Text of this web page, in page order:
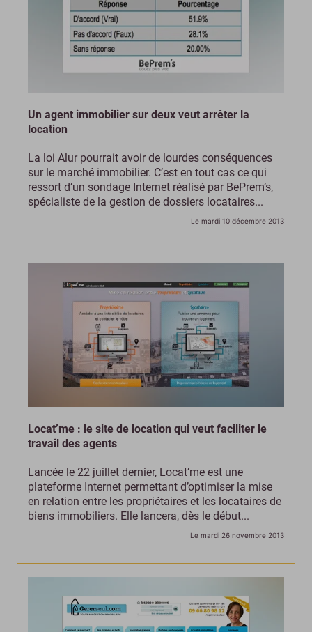
Un agent immobilier sur deux veut arrêter la
location
La loi Alur pourrait avoir de lourdes conséquences
sur le marché immobilier. C’est en tout cas ce qui
ressort d’un sondage Internet réalisé par BePrem’s,
spécialiste de la gestion de dossiers locataires...
Le mardi 10 décembre 2013
Locat’me : le site de location qui veut faciliter le
travail des agents
Lancée le 22 juillet dernier, Locat’me est une
plateforme Internet permettant d’optimiser la mise
en relation entre les propriétaires et les locataires de
biens immobiliers. Elle lancera, dès le début...
Le mardi 26 novembre 2013